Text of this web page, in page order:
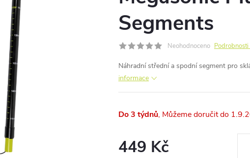
Segments
Neohodnoceno
Náhradní střední a spodní segment pro
informace
Do 3 týdnů
449 Kč